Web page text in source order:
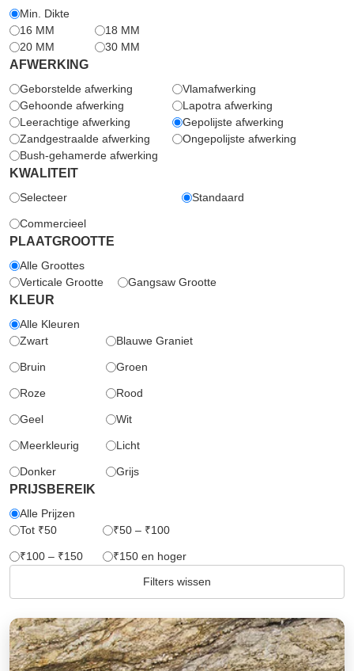
Min. Dikte
16 MM
18 MM
20 MM
30 MM
AFWERKING
Geborstelde afwerking
Vlamafwerking
Gehoonde afwerking
Lapotra afwerking
Leerachtige afwerking
Gepolijste afwerking
Zandgestraalde afwerking
Ongepolijste afwerking
Bush-gehamerde afwerking
KWALITEIT
Selecteer Standaard
Commercieel
PLAATGROOTTE
Alle Groottes
Verticale Grootte
Gangsaw Grootte
KLEUR
Alle Kleuren
Zwart
Blauwe Graniet
Bruin Groen
Roze Rood
Geel Wit
Meerkleurig Licht
Donker Grijs
PRIJSBEREIK
Alle Prijzen
Tot ₹50
₹50 – ₹100
₹100 – ₹150
₹150 en hoger
Filters wissen